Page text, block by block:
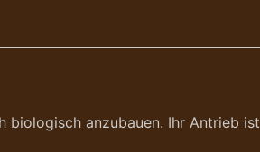
biologisch anzubauen. Ihr Antrieb ist